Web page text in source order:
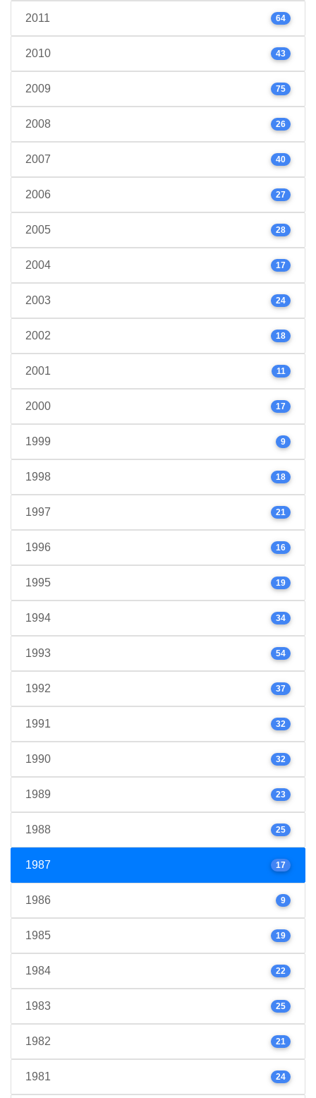
2011 64
2010 43
2009 75
2008 26
2007 40
2006 27
2005 28
2004 17
2003 24
2002 18
2001 11
2000 17
1999 9
1998 18
1997 21
1996 16
1995 19
1994 34
1993 54
1992 37
1991 32
1990 32
1989 23
1988 25
1987 17
1986 9
1985 19
1984 22
1983 25
1982 21
1981 24